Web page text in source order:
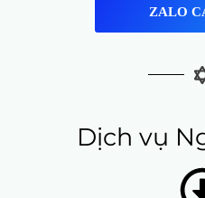
ZALO
Dịch vụ